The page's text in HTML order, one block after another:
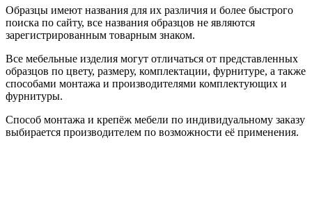
Образцы имеют названия для их различия и более быстрого
поиска по сайту, все названия образцов не являются
зарегистрированным товарным знаком.
Все мебельные изделия могут отличаться от представленных
образцов по цвету, размеру, комплектации, фурнитуре, а также
способами монтажа и производителями комплектующих и
фурнитуры.
Способ монтажа и крепёж мебели по индивидуальному заказу
выбирается производителем по возможности её применения.